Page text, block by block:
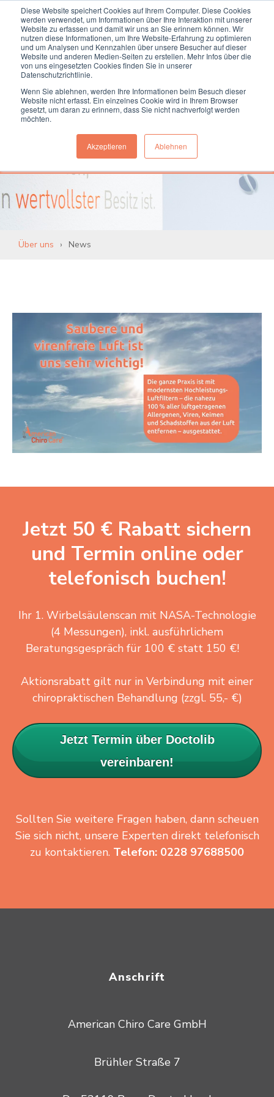
Diese Website speichert Cookies auf Ihrem Computer. Diese Cookies
werden verwendet, um Informationen über Ihre Interaktion mit unserer
Website zu erfassen und damit wir uns an Sie erinnern können. Wir
nutzen diese Informationen, um Ihre Website-Erfahrung zu optimieren
und um Analysen und Kennzahlen über unsere Besucher auf dieser
Website und anderen Medien-Seiten zu erstellen. Mehr Infos über die
von uns eingesetzten Cookies finden Sie in unserer
Datenschutzrichtlinie.
Wenn Sie ablehnen, werden Ihre Informationen beim Besuch dieser
Website nicht erfasst. Ein einzelnes Cookie wird in Ihrem Browser
gesetzt, um daran zu erinnern, dass Sie nicht nachverfolgt werden
möchten.
Akzeptieren Ablehnen
Termin online buchen Anrufen
News aus unserer Praxis
Über uns News
Jetzt 50 € Rabatt sichern
und Termin online oder
telefonisch buchen!
Ihr 1. Wirbelsäulenscan mit NASA-Technologie
(4 Messungen), inkl. ausführlichem
Beratungsgespräch für 100 € statt 150 €!
Aktionsrabatt gilt nur in Verbindung mit einer
chiropraktischen Behandlung (zzgl. 55,- €)
Jetzt Termin über Doctolib
vereinbaren!
Sollten Sie weitere Fragen haben, dann scheuen
Sie sich nicht, unsere Experten direkt telefonisch
zu kontaktieren. Telefon: 0228 97688500
Anschrift
American Chiro Care GmbH
Brühler Straße 7